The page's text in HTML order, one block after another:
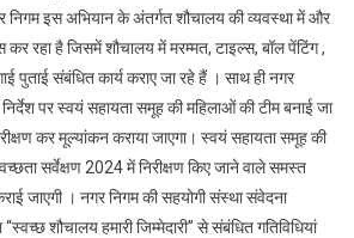
पहल
स्वच्छ
शौचालय
हमारी
जिम्मेदारी
निगम इस अभियान के अंतर्गत शौचालय की व्यवस्था में और
रहा है जिसमें शौचालय में मरम्मत, टाइल्स, बॉल पेंटिंग ,
पुताई संबंधित कार्य कराए जा रहे हैं । साथ ही नगर
पर स्वयं सहायता समूह की महिलाओं की टीम बनाई जा
कर मूल्यांकन कराया जाएगा। स्वयं सहायता समूह की
सर्वेक्षण 2024 में निरीक्षण किए जाने वाले समस्त
जाएगी । नगर निगम की सहयोगी संस्था संवेदना
शौचालय हमारी जिम्मेदारी” से संबंधित गतिविधियां